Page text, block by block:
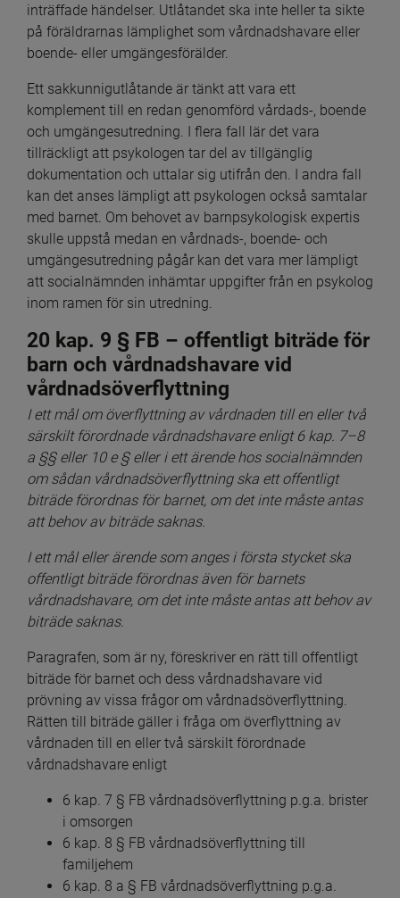
inträffade händelser. Utlåtandet ska inte heller ta sikte
på föräldrarnas lämplighet som vårdnadshavare eller
boende- eller umgängesförälder.
Ett sakkunnigutlåtande är tänkt att vara ett
komplement till en redan genomförd vårdads-, boende
och umgängesutredning. I flera fall lär det vara
tillräckligt att psykologen tar del av tillgänglig
dokumentation och uttalar sig utifrån den. I andra fall
kan det anses lämpligt att psykologen också samtalar
med barnet. Om behovet av barnpsykologisk expertis
skulle uppstå medan en vårdnads-, boende- och
umgängesutredning pågår kan det vara mer lämpligt
att socialnämnden inhämtar uppgifter från en psykolog
inom ramen för sin utredning.
20 kap. 9 § FB – offentligt biträde för
barn och vårdnadshavare vid
vårdnadsöverflyttning
I ett mål om överflyttning av vårdnaden till en eller två
särskilt förordnade vårdnadshavare enligt 6 kap. 7–8
a §§ eller 10 e § eller i ett ärende hos socialnämnden
om sådan vårdnadsöverflyttning ska ett offentligt
biträde förordnas för barnet, om det inte måste antas
att behov av biträde saknas.
I ett mål eller ärende som anges i första stycket ska
offentligt biträde förordnas även för barnets
vårdnadshavare, om det inte måste antas att behov av
biträde saknas.
Paragrafen, som är ny, föreskriver en rätt till offentligt
biträde för barnet och dess vårdnadshavare vid
prövning av vissa frågor om vårdnadsöverflyttning.
Rätten till biträde gäller i fråga om överflyttning av
vårdnaden till en eller två särskilt förordnade
vårdnadshavare enligt
6 kap. 7 § FB vårdnadsöverflyttning p.g.a. brister
i omsorgen
6 kap. 8 § FB vårdnadsöverflyttning till
familjehem
6 kap. 8 a § FB vårdnadsöverflyttning p.g.a.